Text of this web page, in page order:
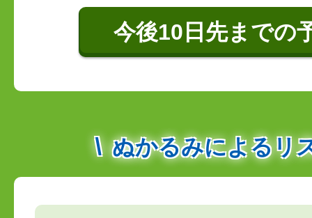
今後10日先までの
ぬかるみによるリ